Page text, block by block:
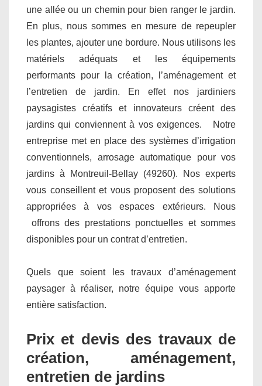
une allée ou un chemin pour bien ranger le jardin.
En plus, nous sommes en mesure de repeupler
les plantes, ajouter une bordure. Nous utilisons les
matériels adéquats et les équipements
performants pour la création, l’aménagement et
l’entretien de jardin. En effet nos jardiniers
paysagistes créatifs et innovateurs créent des
jardins qui conviennent à vos exigences. Notre
entreprise met en place des systèmes d’irrigation
conventionnels, arrosage automatique pour vos
jardins à Montreuil-Bellay (49260). Nos experts
vous conseillent et vous proposent des solutions
appropriées à vos espaces extérieurs. Nous
offrons des prestations ponctuelles et sommes
disponibles pour un contrat d’entretien.
Quels que soient les travaux d’aménagement
paysager à réaliser, notre équipe vous apporte
entière satisfaction.
Prix et devis des travaux de
création, aménagement,
entretien de jardins